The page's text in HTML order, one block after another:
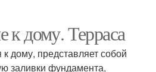
к дому. Терраса
дому, представляет собой
заливки фундамента,